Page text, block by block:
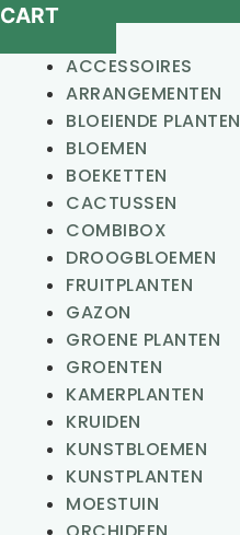
CART
ACCESSOIRES
ARRANGEMENTEN
BLOEIENDE PLANTEN
BLOEMEN
BOEKETTEN
CACTUSSEN
COMBIBOX
DROOGBLOEMEN
FRUITPLANTEN
GAZON
GROENE PLANTEN
GROENTEN
KAMERPLANTEN
KRUIDEN
KUNSTBLOEMEN
KUNSTPLANTEN
MOESTUIN